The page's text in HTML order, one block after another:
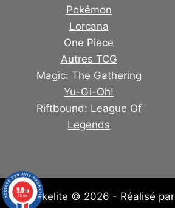
Pokémon
Lorcana
One Piece
Autres TCG
Magic: The Gathering
Yu-Gi-Oh!
Riftbound: League Of
Legends
Pokelite © 2026 - Réalisé par
9.8/10
313 avis